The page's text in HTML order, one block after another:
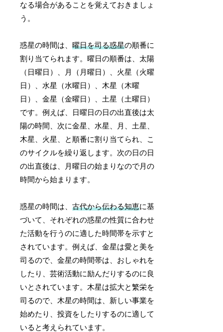
なる場合があることを覚えておきましょ
う。
惑星の時間は、曜日を司る惑星の順番に
割り当てられます。曜日の順番は、太陽
（日曜日）、月（月曜日）、火星（火曜
日）、水星（水曜日）、木星（木曜
日）、金星（金曜日）、土星（土曜日）
です。例えば、日曜日の日の出直後は太
陽の時間、次に金星、水星、月、土星、
木星、火星、と順番に割り当てられ、こ
のサイクルを繰り返します。次の日の日
の出直後は、月曜日の始まりなので月の
時間から始まります。
惑星の時間は、古代から伝わる知恵に基
づいて、それぞれの惑星の性質に合わせ
た活動を行うのに適した時間帯を示すと
されています。例えば、金星は愛と美を
司るので、金星の時間帯は、おしゃれを
したり、芸術活動に励んだりするのに良
いとされています。木星は拡大と繁栄を
司るので、木星の時間は、新しい事業を
始めたり、投資をしたりするのに適して
いると考えられています。